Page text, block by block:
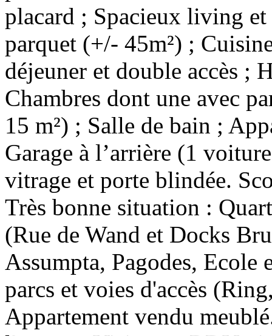
placard ; Spacieux living et
parquet (+/- 45m²) ;
déjeuner et double accès ;
Chambres dont une avec
15 m²) ; Salle de bain ;
Garage à l’arrière (1
vitrage et porte blindée.
Très bonne situation :
(Rue de Wand et Docks
Assumpta, Pagodes,
parcs et voies d'accès
Appartement vendu